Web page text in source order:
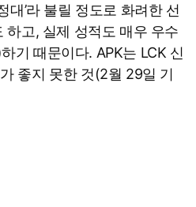
대’라 불릴 정도로 화려한 선
하고, 실제 성적도 매우 우수
기 때문이다. APK는 LCK 신
좋지 못한 것(2월 29일 기